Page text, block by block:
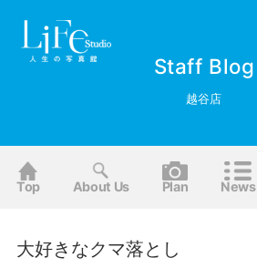
Staff Blog
越谷店
Top About Us Plan News
大好きなクマ落とし